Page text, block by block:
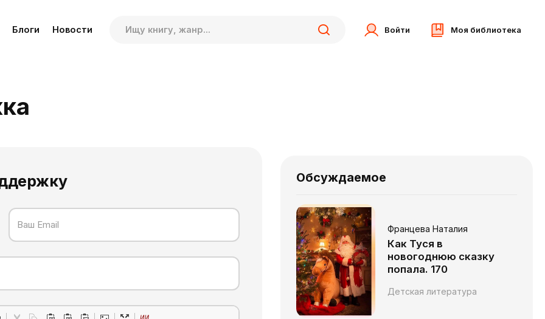
Блоги Новости Войти Моя библиотека
Ваш Email
Обсуждаемое
Францева Наталия
Как Туся в
новогоднюю сказку
попала. 170
Детская литература